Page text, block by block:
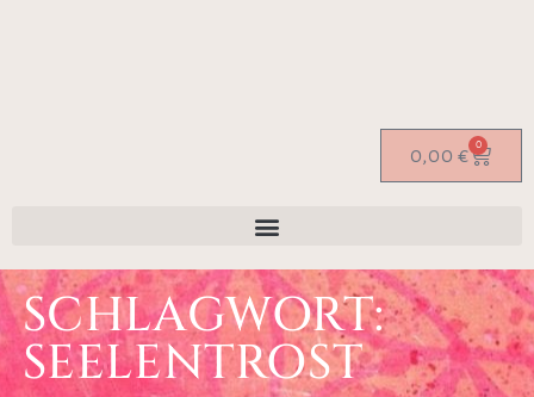
0,00 € 0
SCHLAGWORT:
SEELENTROST